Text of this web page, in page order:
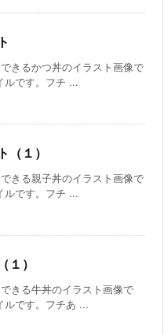
きるかつ丼のイラスト画像で
ルです。フチ ...
（１）
きる親子丼のイラスト画像で
ルです。フチ ...
１）
きる牛丼のイラスト画像で
ルです。フチあ ...